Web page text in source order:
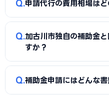
集中しながら採択の可能性
投資補助金」に加え、加古
できます。詳しくは本記事の
「国の主要補助金」の各セク
Q 申請代行の費用相場は
A
一般的に「着手金（無料
の10〜15%程度）」の体系
約前に見積もりと報酬条件
では加古川市に対応した実
Q 加古川市独自の補助金
すか？
A
同一経費への重複申請は
Q 補助金申請にはどんな